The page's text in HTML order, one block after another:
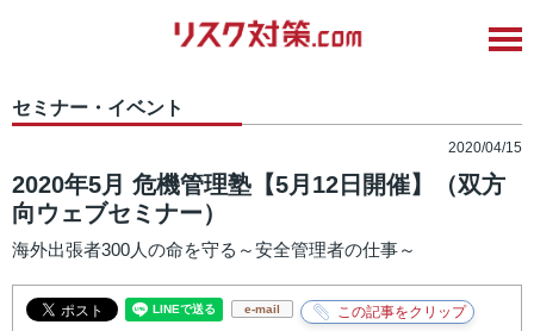
セミナー・イベント
2020/04/15
2020年5月 危機管理塾【5月12日開催】（双方
向ウェブセミナー）
海外出張者300人の命を守る～安全管理者の仕事～
e-mail